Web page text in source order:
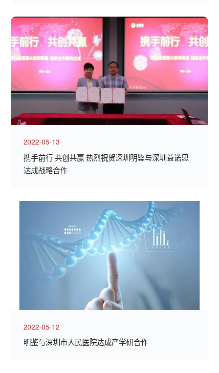
2022-05-13
携手前行 共创共赢 热烈祝贺深圳明鉴与深圳益诺思
达成战略合作
2022-05-12
明鉴与深圳市人民医院达成产学研合作